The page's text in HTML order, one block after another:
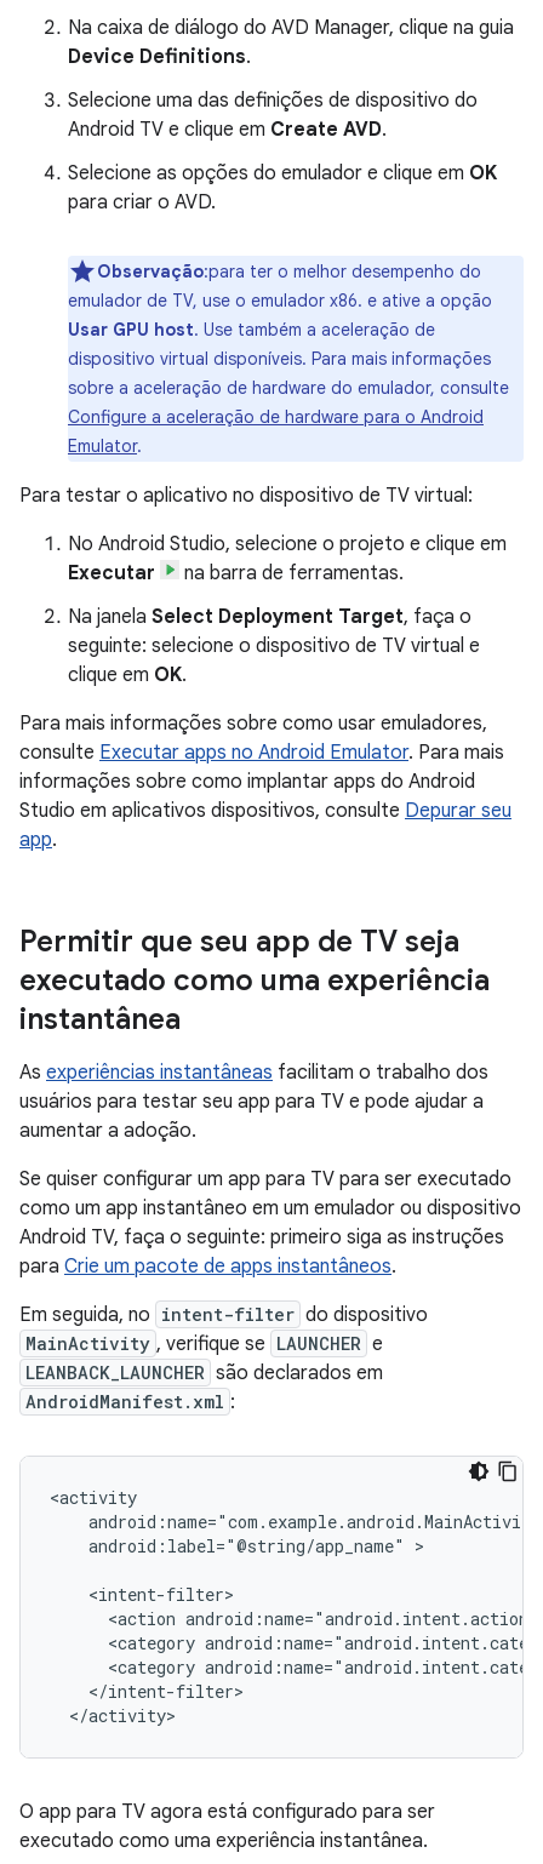
Na caixa de diálogo do AVD Manager, clique na guia
Device Definitions.
Selecione uma das definições de dispositivo do
Android TV e clique em Create AVD.
Selecione as opções do emulador e clique em OK
para criar o AVD.
Observação:para ter o melhor desempenho do
emulador de TV, use o emulador x86. e ative a opção
Usar GPU host. Use também a aceleração de
dispositivo virtual disponíveis. Para mais informações
sobre a aceleração de hardware do emulador, consulte
Configure a aceleração de hardware para o Android
Emulator.
Para testar o aplicativo no dispositivo de TV virtual:
No Android Studio, selecione o projeto e clique em
Executar
na barra de ferramentas.
Na janela Select Deployment Target, faça o
seguinte: selecione o dispositivo de TV virtual e
clique em OK.
Para mais informações sobre como usar emuladores,
consulte Executar apps no Android Emulator. Para mais
informações sobre como implantar apps do Android
Studio em aplicativos dispositivos, consulte Depurar seu
app.
Permitir que seu app de TV seja
executado como uma experiência
instantânea
As experiências instantâneas facilitam o trabalho dos
usuários para testar seu app para TV e pode ajudar a
aumentar a adoção.
Se quiser configurar um app para TV para ser executado
como um app instantâneo em um emulador ou dispositivo
Android TV, faça o seguinte: primeiro siga as instruções
para Crie um pacote de apps instantâneos.
Em seguida, no intent-filter do dispositivo
MainActivity , verifique se LAUNCHER e
LEANBACK_LAUNCHER são declarados em
AndroidManifest.xml :
android:label="@string/app_name" >
<action
<category
<category
</activity>
O app para TV agora está configurado para ser
executado como uma experiência instantânea.